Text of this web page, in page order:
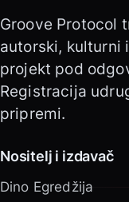
Groove Protocol
autorski, kulturni
projekt pod
Registracija
pripremi.
Nositelj i izdavač
Dino Egredžija